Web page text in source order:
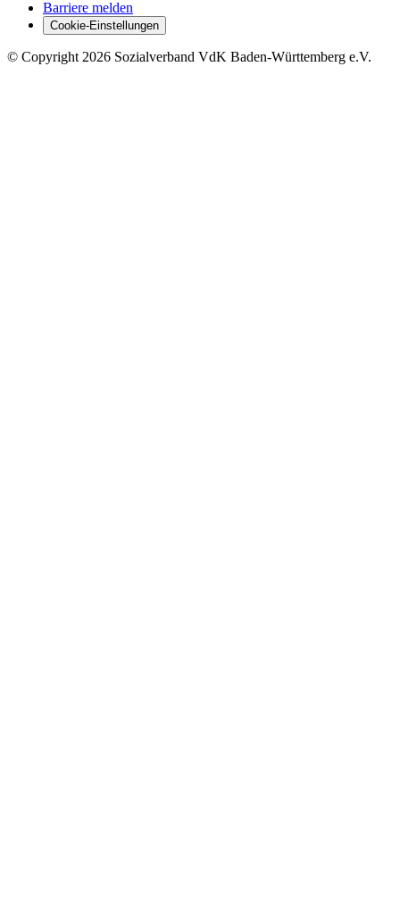
Barriere melden
Cookie-Einstellungen
© Copyright 2026 Sozialverband VdK Baden-Württemberg e.V.